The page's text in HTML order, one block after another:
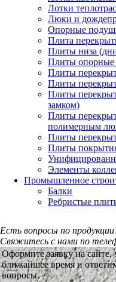
Лотки
Люки и
Опорные
Плита
Плиты низа
Плиты опорные
Плиты
Плиты
Плиты
замком)
Плиты
полимерным
Плиты
Плиты
Элементы
Промышленное
Балки
Ребристые
Есть вопросы по
Свяжитесь с нами по
Оформите заявку на
ближайшее время и
вопросы.